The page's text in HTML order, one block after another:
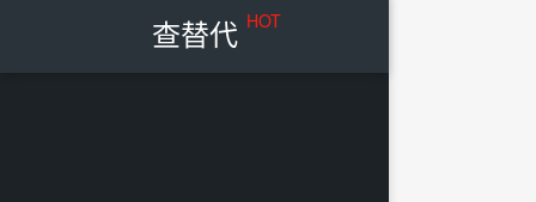
查替代 HOT